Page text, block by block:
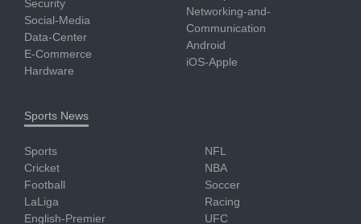
Security
Social-Media
Data-Center
E-Commerce
Hardware
Networking-and-
Communication
Android
iOS-Apple
Sports News
Sports
Cricket
Football
LaLiga
English-Premier
NFL
NBA
Soccer
Racing
UFC